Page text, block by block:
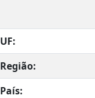
UF:
Região:
País: